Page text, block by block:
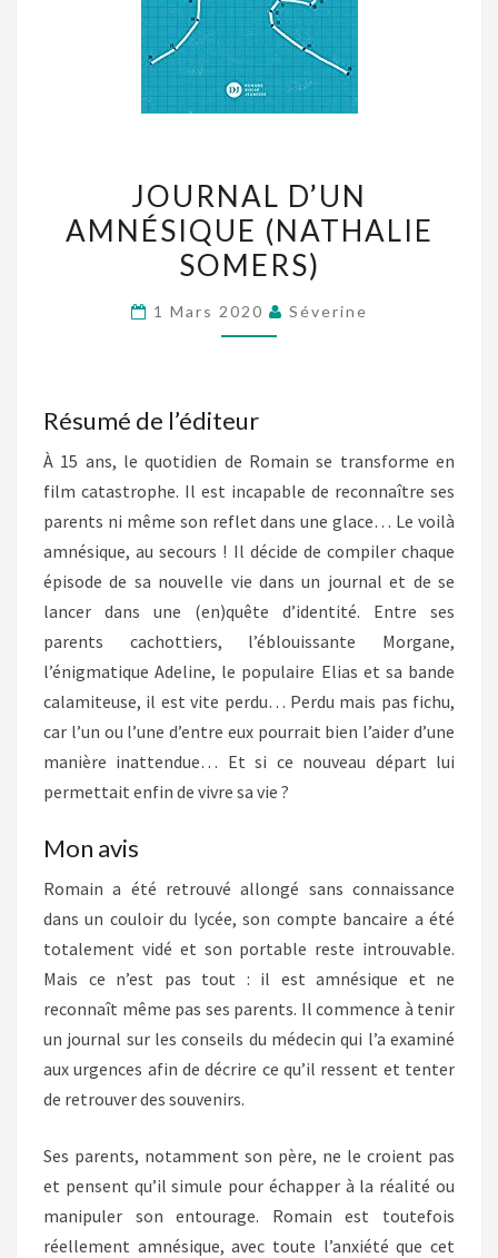
D’UN
AMNÉSIQUE
(NATHALIE
JOURNAL D’UN
AMNÉSIQUE (NATHALIE
SOMERS)
1 Mars 2020 Séverine
Résumé de l’éditeur
À 15 ans, le quotidien de Romain se transforme en
film catastrophe. Il est incapable de reconnaître ses
parents ni même son reflet dans une glace… Le voilà
amnésique, au secours ! Il décide de compiler chaque
épisode de sa nouvelle vie dans un journal et de se
lancer dans une (en)quête d’identité. Entre ses
parents cachottiers, l’éblouissante Morgane,
l’énigmatique Adeline, le populaire Elias et sa bande
calamiteuse, il est vite perdu… Perdu mais pas fichu,
car l’un ou l’une d’entre eux pourrait bien l’aider d’une
manière inattendue… Et si ce nouveau départ lui
permettait enfin de vivre sa vie ?
Mon avis
Romain a été retrouvé allongé sans connaissance
dans un couloir du lycée, son compte bancaire a été
totalement vidé et son portable reste introuvable.
Mais ce n’est pas tout : il est amnésique et ne
reconnaît même pas ses parents. Il commence à tenir
un journal sur les conseils du médecin qui l’a examiné
aux urgences afin de décrire ce qu’il ressent et tenter
de retrouver des souvenirs.
Ses parents, notamment son père, ne le croient pas
et pensent qu’il simule pour échapper à la réalité ou
manipuler son entourage. Romain est toutefois
réellement amnésique, avec toute l’anxiété que cet